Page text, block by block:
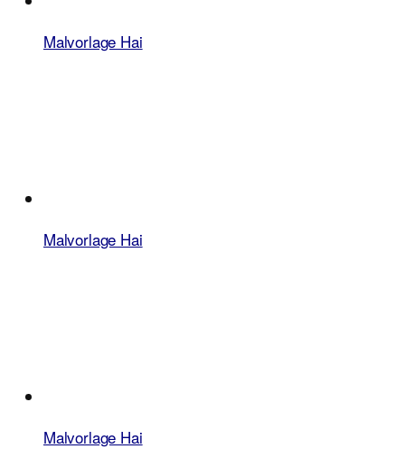
Malvorlage Hai
Malvorlage Hai
Malvorlage Hai